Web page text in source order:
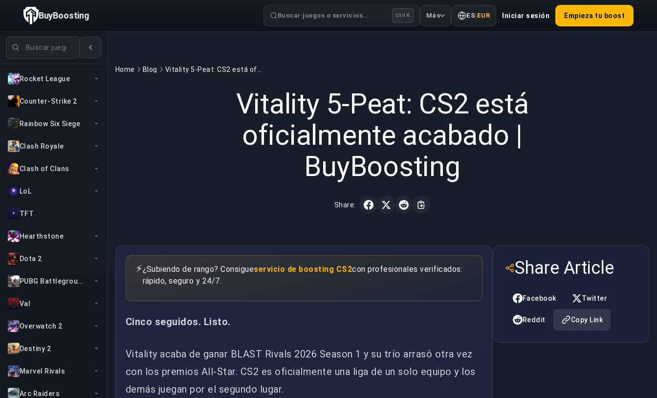
Buscar juegos
Rocket League
Counter-Strike 2
Rainbow Six Siege
Clash Royale
Clash of Clans
LoL
TFT
Hearthstone
Dota 2
PUBG Battlegrounds
Val
Overwatch 2
Destiny 2
Marvel Rivals
Arc Raiders
BuyBoosting Buscar juegos o servicios... Ctrl K Más ES| EUR Iniciar sesión Empieza tu boost
Home Blog
Vitality 5-Peat: CS2 está
oficialmente acabado |
BuyBoosting
Share:
⚡¿Subiendo de rango? Consigueservicio de boosting CS2con profesionales verificados:
rápido, seguro y 24/7.
Cinco seguidos. Listo.
Vitality acaba de ganar BLAST Rivals 2026 Season 1 y su trío arrasó otra vez
con los premios All-Star. CS2 es oficialmente una liga de un solo equipo y los
demás juegan por el segundo lugar.
Share Article
Facebook Twitter
Reddit Copy Link